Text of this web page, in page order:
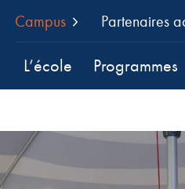
Campus Partenaires
L’école Programmes